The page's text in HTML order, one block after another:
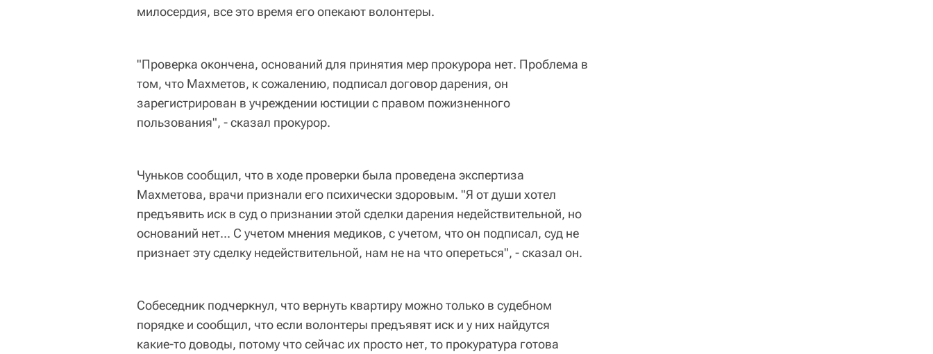
милосердия, все это время его опекают волонтеры.
"Проверка окончена, оснований для принятия мер прокурора нет. Проблема в
том, что Махметов, к сожалению, подписал договор дарения, он
зарегистрирован в учреждении юстиции с правом пожизненного
пользования", - сказал прокурор.
Чуньков сообщил, что в ходе проверки была проведена экспертиза
Махметова, врачи признали его психически здоровым. "Я от души хотел
предъявить иск в суд о признании этой сделки дарения недействительной, но
оснований нет... С учетом мнения медиков, с учетом, что он подписал, суд не
признает эту сделку недействительной, нам не на что опереться", - сказал он.
Собеседник подчеркнул, что вернуть квартиру можно только в судебном
порядке и сообщил, что если волонтеры предъявят иск и у них найдутся
какие-то доводы, потому что сейчас их просто нет, то прокуратура готова